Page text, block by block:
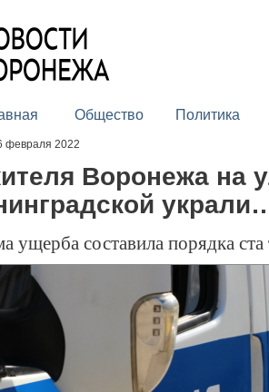
Общество Политика
февраля 2022
Воронежа на
ущерба составила порядка